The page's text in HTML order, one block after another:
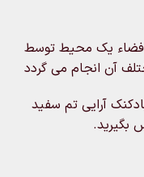
فضاء یک محیط توسط
آن انجام می گردد
آرایی تم سفید
بگیرید.